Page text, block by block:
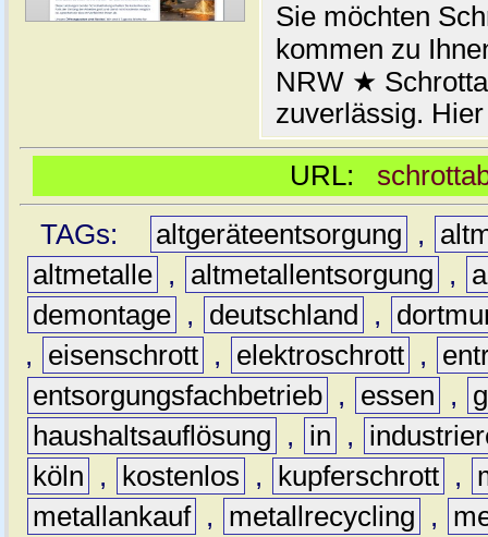
Sie möchten
kommen zu
NRW ★
zuverlässig.
URL:
TAGs:
altgeräteentsorgung ,
altmetalle , altmetallentsorgung ,
demontage , deutschland ,
,
eisenschrott , elektroschrott ,
entsorgungsfachbetrieb , essen ,
haushaltsauflösung
, in ,
köln
, kostenlos , kupferschrott ,
metallankauf , metallrecycling ,